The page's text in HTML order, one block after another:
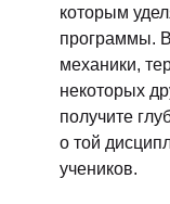
которым
программы. В
механики,
некоторых
получите
о той
учеников.